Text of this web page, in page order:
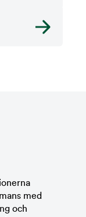
med
och